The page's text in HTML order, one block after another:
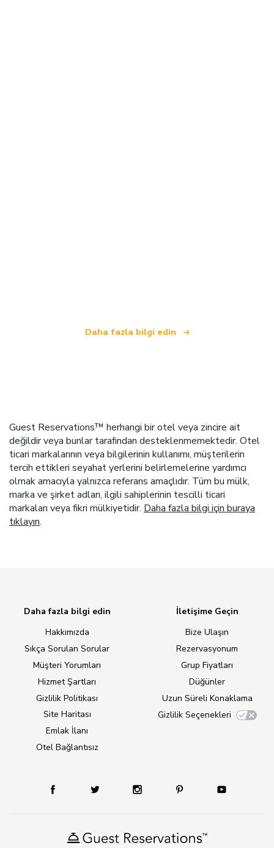
Daha fazla bilgi edin
Guest Reservations™ herhangi bir otel veya zincire ait
değildir veya bunlar tarafından desteklenmemektedir. Otel
ticari markalarının veya bilgilerinin kullanımı, müşterilerin
tercih ettikleri seyahat yerlerini belirlemelerine yardımcı
olmak amacıyla yalnızca referans amaçlıdır. Tüm bu mülk,
marka ve şirket adları, ilgili sahiplerinin tescilli ticari
markaları veya fikri mülkiyetidir. Daha fazla bilgi için buraya
tıklayın.
Daha fazla bilgi edin
Hakkımızda
Sıkça Sorulan Sorular
Müşteri Yorumları
Hizmet Şartları
Gizlilik Politikası
Site Haritası
Emlak İlanı
Otel Bağlantısız
İletişime Geçin
Bize Ulaşın
Rezervasyonum
Grup Fiyatları
Düğünler
Uzun Süreli Konaklama
Gizlilik Seçenekleri